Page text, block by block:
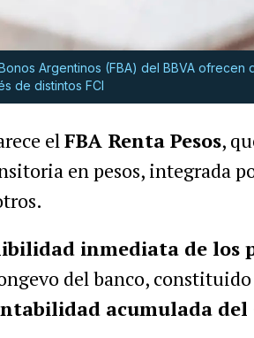
Argentinos (FBA) del BBVA
de distintos FCI
elFBA Renta Pesos,
en pesos, integrada
inmediata de los
del banco,
acumulada del